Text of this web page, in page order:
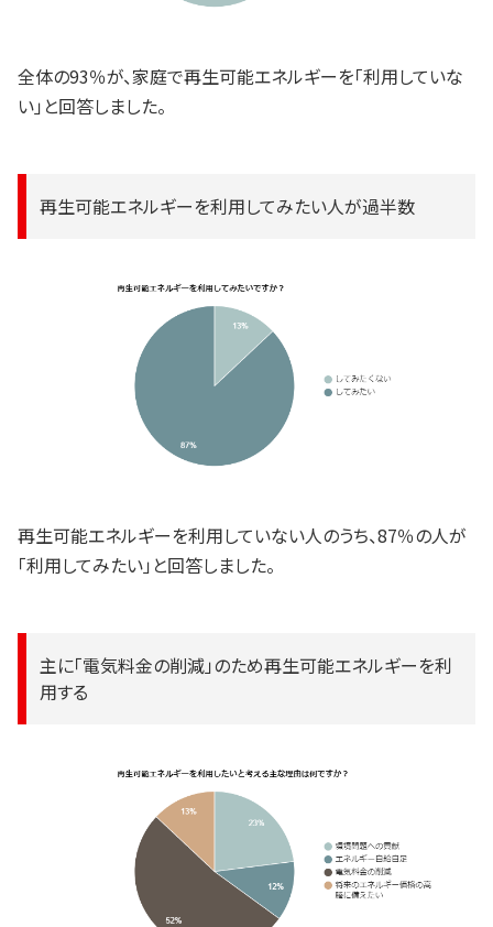
全体の93％が、家庭で再生可能エネルギーを「利用していな
い」と回答しました。
再生可能エネルギーを利用してみたい人が過半数
再生可能エネルギーを利用していない人のうち、87％の人が
「利用してみたい」と回答しました。
主に「電気料金の削減」のため再生可能エネルギーを利
用する